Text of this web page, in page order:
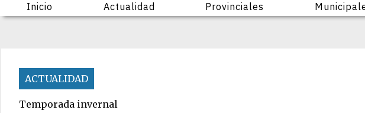
Inicio Actualidad Provinciales
ACTUALIDAD
Temporada invernal